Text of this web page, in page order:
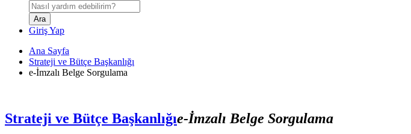
Giriş Yap
Ana Sayfa
Strateji ve Bütçe Başkanlığı
e-İmzalı Belge Sorgulama
Strateji ve Bütçe Başkanlığıe-İmzalı Belge Sorgulama